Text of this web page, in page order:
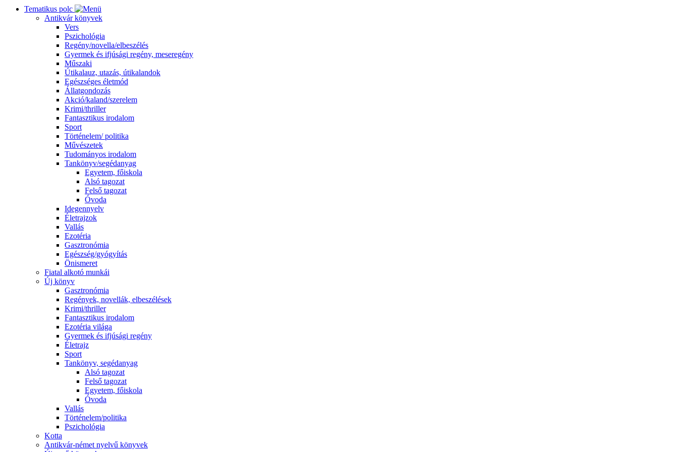
Tematikus polc
Antikvár könyvek
Vers
Pszichológia
Regény/novella/elbeszélés
Gyermek és ifjúsági regény, meseregény
Műszaki
Útikalauz, utazás, útikalandok
Egészséges életmód
Állatgondozás
Akció/kaland/szerelem
Krimi/thriller
Fantasztikus irodalom
Sport
Történelem/ politika
Művészetek
Tudományos irodalom
Tankönyv/segédanyag
Egyetem, főiskola
Alsó tagozat
Felső tagozat
Óvoda
Idegennyelv
Életrajzok
Vallás
Ezotéria
Gasztronómia
Egészség/gyógyítás
Önismeret
Fiatal alkotó munkái
Új könyv
Gasztronómia
Regények, novellák, elbeszélések
Krimi/thriller
Fantasztikus irodalom
Ezotéria világa
Gyermek és ifjúsági regény
Életrajz
Sport
Tankönyv, segédanyag
Alsó tagozat
Felső tagozat
Egyetem, főiskola
Óvoda
Vallás
Történelem/politika
Pszichológia
Kotta
Antikvár-német nyelvű könyvek